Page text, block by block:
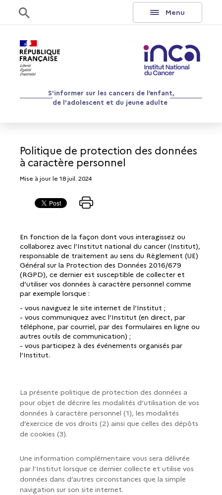
S'informer sur les cancers de l’enfant,
de l'adolescent et du jeune adulte
Menu
Politique de protection des données
à caractère personnel
Mise à jour le 18 juil. 2024
En fonction de la façon dont vous interagissez ou
collaborez avec l’Institut national du cancer (Institut),
responsable de traitement au sens du Règlement (UE)
Général sur la Protection des Données 2016/679
(RGPD), ce dernier est susceptible de collecter et
d’utiliser vos données à caractère personnel comme
par exemple lorsque :
- vous naviguez le site internet de l’Institut ;
- vous communiquez avec l’Institut (en direct, par
téléphone, par courriel, par des formulaires en ligne ou
autres outils de communication) ;
- vous participez à des événements organisés par
l’Institut.
La présente politique de protection des données a
pour objet de décrire les modalités d’utilisation de vos
données à caractère personnel (1), les modalités
d’exercice de vos droits (2) ainsi que celles des dépôts
de cookies (3).
Une information complémentaire vous sera délivrée
par l’Institut lorsque ce dernier collecte et utilise vos
données dans d’autres circonstances que la simple
navigation sur son site internet.